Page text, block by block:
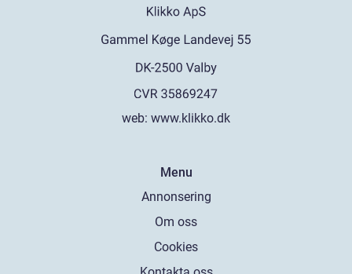
web: www.klikko.dk
Menu
Annonsering
Om oss
Cookies